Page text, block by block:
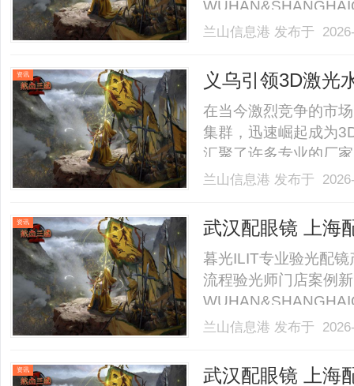
业验光配镜的写字楼
40%-60%优惠，兼顾
兰山信息港 发布于
资讯 义乌引领3D激光
在当今激烈竞争的市
集群，迅速崛起成为
汇聚了许多专业的厂
世。本文将详细介绍
的概念与原理3D激光
兰山信息港 发布于
资讯 武汉配眼镜 上海
暮光ILIT专业验光配
流程验光师门店案例
业验光配镜的写字楼
40%-60%优惠，兼顾
兰山信息港 发布于
资讯 武汉配眼镜 上海